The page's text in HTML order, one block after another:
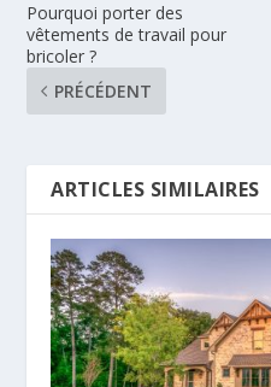
Pourquoi porter des
vêtements de travail pour
bricoler ?
PRÉCÉDENT
ARTICLES SIMILAIRES